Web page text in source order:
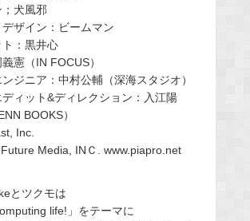
犬風邪
ザイン：ビームマン
：黒井心
憲（IN FOCUS）
ジニア：中村公輔（深海スタジオ）
ィット&ディレクション：入江陽
BOOKS）
Inc.
Media, INＣ. www.piapro.net
とツクモは
life!」をテーマに